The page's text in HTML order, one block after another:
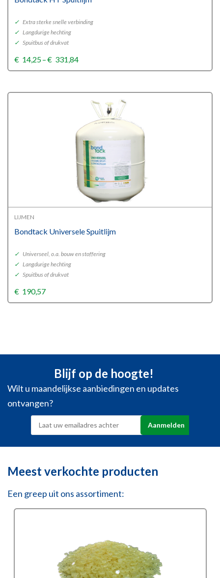
✓ Extra sterke snelle verbinding
✓ Langdurige hechting
✓ Spuitbus of drukvat
€ 14,25–€ 331,84Price
range:
€331,84
LIJMEN
Bondtack Universele Spuitlijm
✓ Universeel, o.a. bouw en stoffering
✓ Langdurige hechting
✓ Spuitbus of drukvat
€ 190,57
Blijf op de hoogte!
Wilt u maandelijkse aanbiedingen en updates
ontvangen?
Meest verkochte producten
Een greep uit ons assortiment: